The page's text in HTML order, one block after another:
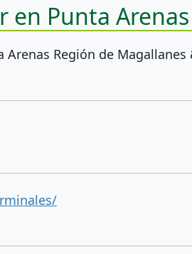
en Punta Arenas
Arenas Región de